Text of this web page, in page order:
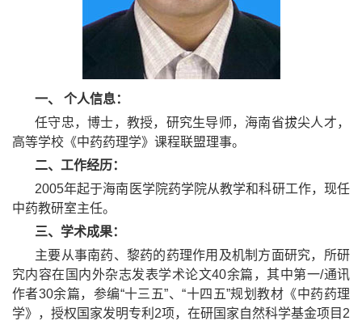
一、 个人信息：
任守忠，博士，教授，研究生导师，海南省拔尖人才，
高等学校《中药药理学》课程联盟理事。
二、工作经历：
2005年起于海南医学院药学院从教学和科研工作，现任
中药教研室主任。
三、学术成果：
主要从事南药、黎药的药理作用及机制方面研究，所研
究内容在国内外杂志发表学术论文40余篇，其中第一/通讯
作者30余篇，参编“十三五”、“十四五”规划教材《中药药理
学》，授权国家发明专利2项，在研国家自然科学基金项目2